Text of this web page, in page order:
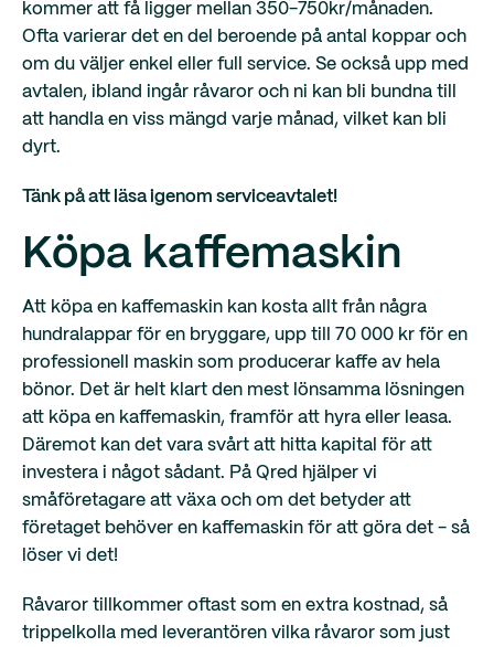
kommer att få ligger mellan 350-750kr/månaden.
Ofta varierar det en del beroende på antal koppar och
om du väljer enkel eller full service. Se också upp med
avtalen, ibland ingår råvaror och ni kan bli bundna till
att handla en viss mängd varje månad, vilket kan bli
dyrt.
Tänk på att läsa igenom serviceavtalet!
Köpa kaffemaskin
Att köpa en kaffemaskin kan kosta allt från några
hundralappar för en bryggare, upp till 70 000 kr för en
professionell maskin som producerar kaffe av hela
bönor. Det är helt klart den mest lönsamma lösningen
att köpa en kaffemaskin, framför att hyra eller leasa.
Däremot kan det vara svårt att hitta kapital för att
investera i något sådant. På Qred hjälper vi
småföretagare att växa och om det betyder att
företaget behöver en kaffemaskin för att göra det - så
löser vi det!
Råvaror tillkommer oftast som en extra kostnad, så
trippelkolla med leverantören vilka råvaror som just